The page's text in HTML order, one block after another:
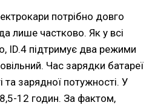
потрібно довго
лише частково. Як у всі
ID.4 підтримує два режими
Час зарядки батареї
та зарядної потужності. У
12 годин. За фактом,